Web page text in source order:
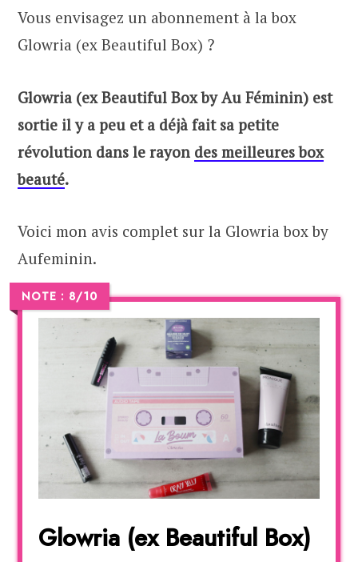
Vous envisagez un abonnement à la box
Glowria (ex Beautiful Box) ?
Glowria (ex Beautiful Box by Au Féminin) est
sortie il y a peu et a déjà fait sa petite
révolution dans le rayon des meilleures box
beauté.
Voici mon avis complet sur la Glowria box by
Aufeminin.
NOTE : 8/10
Glowria (ex Beautiful Box)